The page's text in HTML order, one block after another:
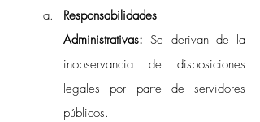
Responsabilidades
Administrativas: Se derivan de la
inobservancia de disposiciones
legales por parte de servidores
públicos.